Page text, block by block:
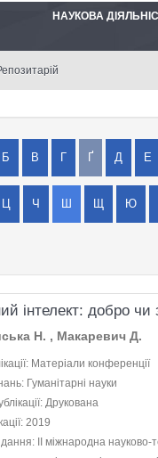
НАУКОВА
Б В Г Ґ Д Е
Ц Ч Ш Щ Ю
інтелект: добро чи
Н. , Макаревич Д.
Матеріали конференції
Гуманітарні науки
Друкована
2019
II міжнародна науково-